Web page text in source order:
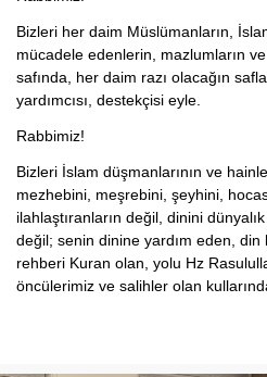
Bizleri her daim Müslümanların,
mücadele edenlerin, mazlumların
safında, her daim razı olacağın
yardımcısı, destekçisi eyle.
Rabbimiz!
Bizleri İslam düşmanlarının ve
mezhebini, meşrebini, şeyhini,
ilahlaştıranların değil, dinini
değil; senin dinine yardım eden, din
rehberi Kuran olan, yolu Hz
öncülerimiz ve salihler olan